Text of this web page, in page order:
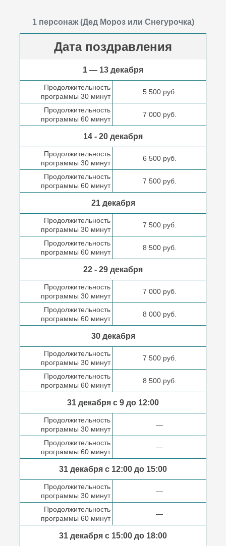
1 персонаж (Дед Мороз или Снегурочка)
Дата поздравления
1 — 13 декабря
Продолжительность
программы 30 минут
5 500 руб.
Продолжительность
программы 60 минут
7 000 руб.
14 - 20 декабря
Продолжительность
программы 30 минут
6 500 руб.
Продолжительность
программы 60 минут
7 500 руб.
21 декабря
Продолжительность
программы 30 минут
7 500 руб.
Продолжительность
программы 60 минут
8 500 руб.
22 - 29 декабря
Продолжительность
программы 30 минут
7 000 руб.
Продолжительность
программы 60 минут
8 000 руб.
30 декабря
Продолжительность
программы 30 минут
7 500 руб.
Продолжительность
программы 60 минут
8 500 руб.
31 декабря с 9 до 12:00
Продолжительность
программы 30 минут
—
Продолжительность
программы 60 минут
—
31 декабря с 12:00 до 15:00
Продолжительность
программы 30 минут
—
Продолжительность
программы 60 минут
—
31 декабря с 15:00 до 18:00